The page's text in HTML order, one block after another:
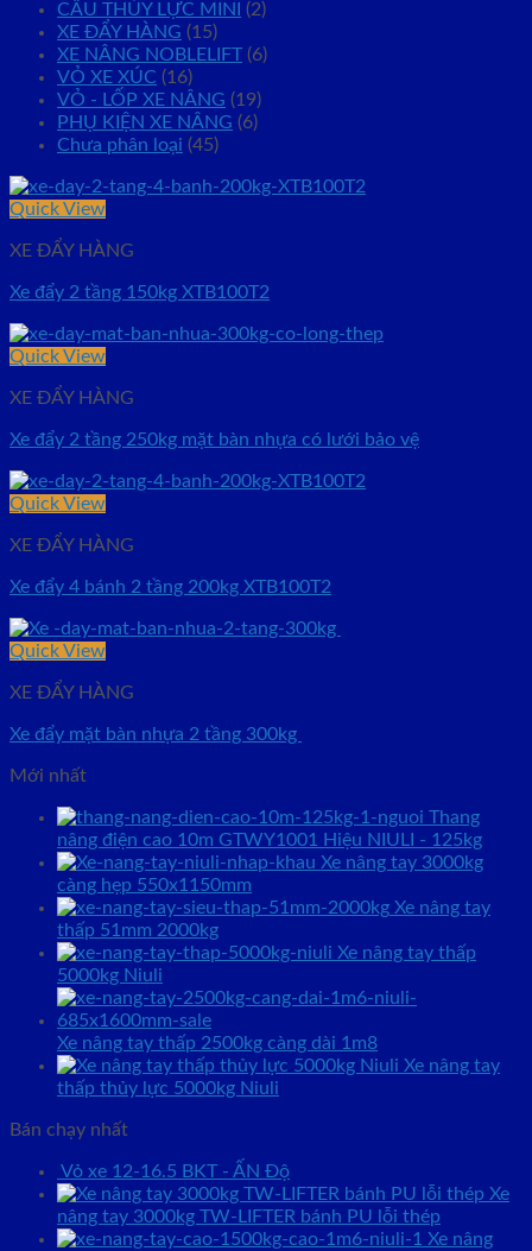
CẨU THỦY LỰC MINI
(2)
XE ĐẨY HÀNG (15)
XE NÂNG NOBLELIFT (6)
VỎ XE XÚC (16)
VỎ - LỐP XE NÂNG (19)
PHỤ KIỆN XE NÂNG (6)
Chưa phân loại (45)
Quick View
XE ĐẨY HÀNG
Xe đẩy 2 tầng 150kg XTB100T2
Quick View
XE ĐẨY HÀNG
Xe đẩy 2 tầng 250kg mặt bàn nhựa có lưới bảo vệ
Quick View
XE ĐẨY HÀNG
Xe đẩy 4 bánh 2 tầng 200kg XTB100T2
Quick View
XE ĐẨY HÀNG
Xe đẩy mặt bàn nhựa 2 tầng 300kg
Mới nhất
Thang
nâng điện cao 10m GTWY1001 Hiệu NIULI - 125kg
Xe nâng tay 3000kg
càng hẹp 550x1150mm
Xe nâng tay
thấp 51mm 2000kg
Xe nâng tay thấp
5000kg Niuli
Xe nâng tay thấp 2500kg càng dài 1m8
Xe nâng tay
thấp thủy lực 5000kg Niuli
Bán chạy nhất
Vỏ xe 12-16.5 BKT - ẤN Độ
Xe
nâng tay 3000kg TW-LIFTER bánh PU lỗi thép
Xe nâng